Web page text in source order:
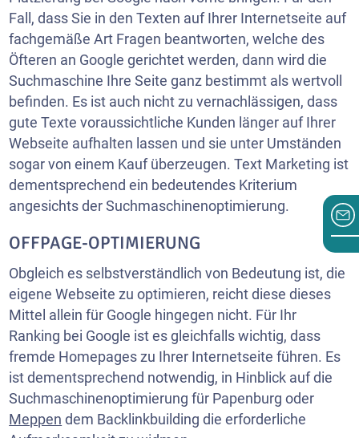
Fall, dass Sie in den Texten auf Ihrer Internetseite auf
fachgemäße Art Fragen beantworten, welche des
Öfteren an Google gerichtet werden, dann wird die
Suchmaschine Ihre Seite ganz bestimmt als wertvoll
befinden. Es ist auch nicht zu vernachlässigen, dass
gute Texte voraussichtliche Kunden länger auf Ihrer
Webseite aufhalten lassen und sie unter Umständen
sogar von einem Kauf überzeugen. Text Marketing ist
dementsprechend ein bedeutendes Kriterium
angesichts der Suchmaschinenoptimierung.
OFFPAGE-OPTIMIERUNG
Obgleich es selbstverständlich von Bedeutung ist, die
eigene Webseite zu optimieren, reicht diese dieses
Mittel allein für Google hingegen nicht. Für Ihr
Ranking bei Google ist es gleichfalls wichtig, dass
fremde Homepages zu Ihrer Internetseite führen. Es
ist dementsprechend notwendig, in Hinblick auf die
Suchmaschinenoptimierung für Papenburg oder
Meppen dem Backlinkbuilding die erforderliche